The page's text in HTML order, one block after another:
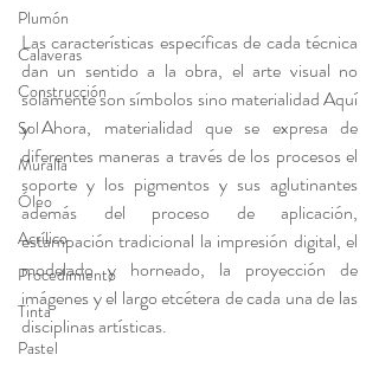
Plumón
Calaveras
Construcción
Sol
Muralla
Óleo
Acrílico
Procedimiento
Tinta
Pastel
Las características específicas de cada técnica
dan un sentido a la obra, el arte visual no
solamente son símbolos sino materialidad Aquí
y Ahora, materialidad que se expresa de
diferentes maneras a través de los procesos el
soporte y los pigmentos y sus aglutinantes
además del proceso de aplicación,
estampación tradicional la impresión digital, el
modelado y horneado, la proyección de
imágenes y el largo etcétera de cada una de las
disciplinas artísticas.